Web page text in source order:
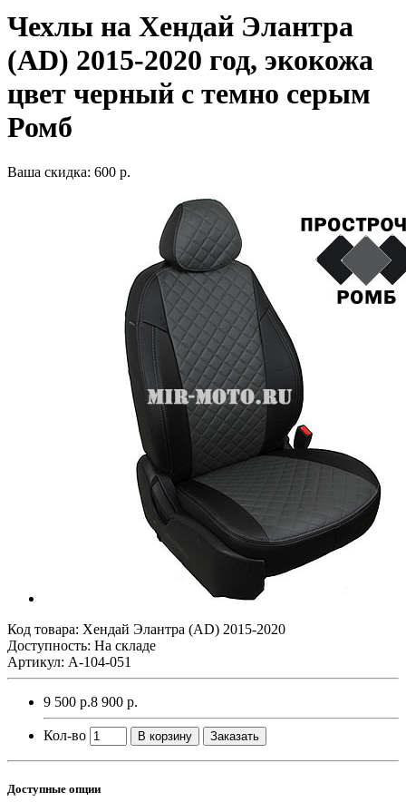
Чехлы на Хендай Элантра
(AD) 2015-2020 год, экокожа
цвет черный с темно серым
Ромб
Ваша скидка: 600 р.
Код товара: Хендай Элантра (AD) 2015-2020
Доступность: На складе
Артикул: A-104-051
9 500 р.8 900 р.
Кол-во В корзину Заказать
Доступные опции